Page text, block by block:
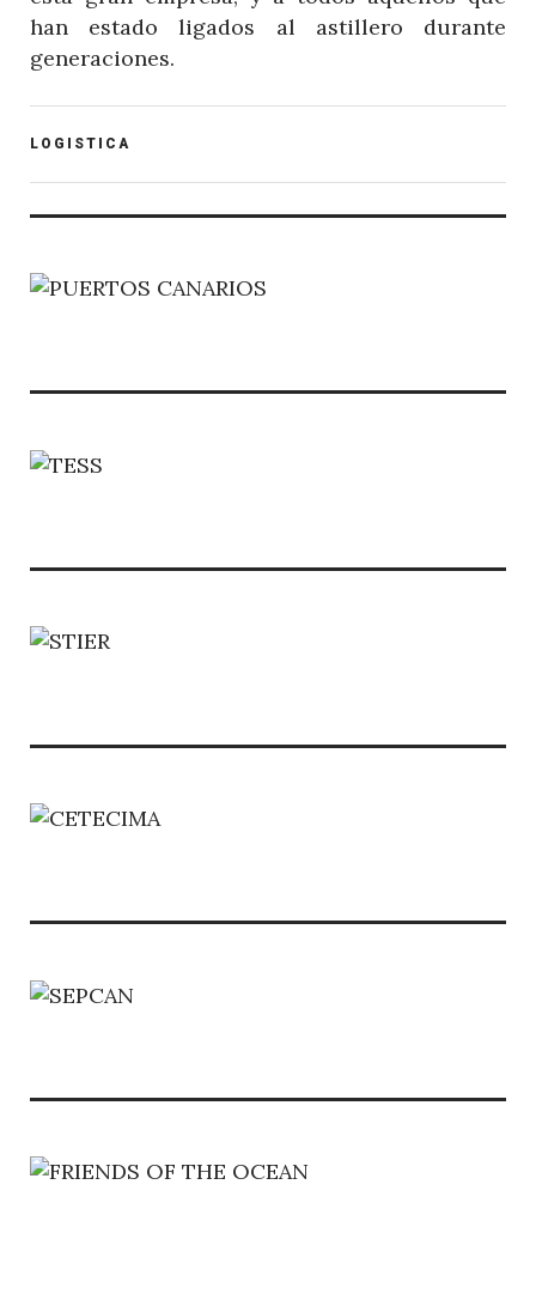
han estado ligados al astillero durante
generaciones.
POST
LOGISTICA